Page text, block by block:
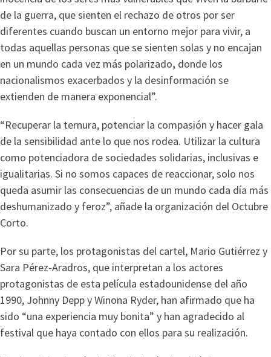
de la guerra, que sienten el rechazo de otros por ser
diferentes cuando buscan un entorno mejor para vivir, a
todas aquellas personas que se sienten solas y no encajan
en un mundo cada vez más polarizado, donde los
nacionalismos exacerbados y la desinformación se
extienden de manera exponencial”.
“Recuperar la ternura, potenciar la compasión y hacer gala
de la sensibilidad ante lo que nos rodea. Utilizar la cultura
como potenciadora de sociedades solidarias, inclusivas e
igualitarias. Si no somos capaces de reaccionar, solo nos
queda asumir las consecuencias de un mundo cada día más
deshumanizado y feroz”, añade la organización del Octubre
Corto.
Por su parte, los protagonistas del cartel, Mario Gutiérrez y
Sara Pérez-Aradros, que interpretan a los actores
protagonistas de esta película estadounidense del año
1990, Johnny Depp y Winona Ryder, han afirmado que ha
sido “una experiencia muy bonita” y han agradecido al
festival que haya contado con ellos para su realización.